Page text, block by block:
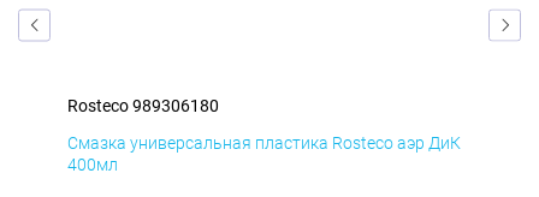
Rosteco 989306180
Смазка универсальная пластика Rosteco аэр ДиК
400мл